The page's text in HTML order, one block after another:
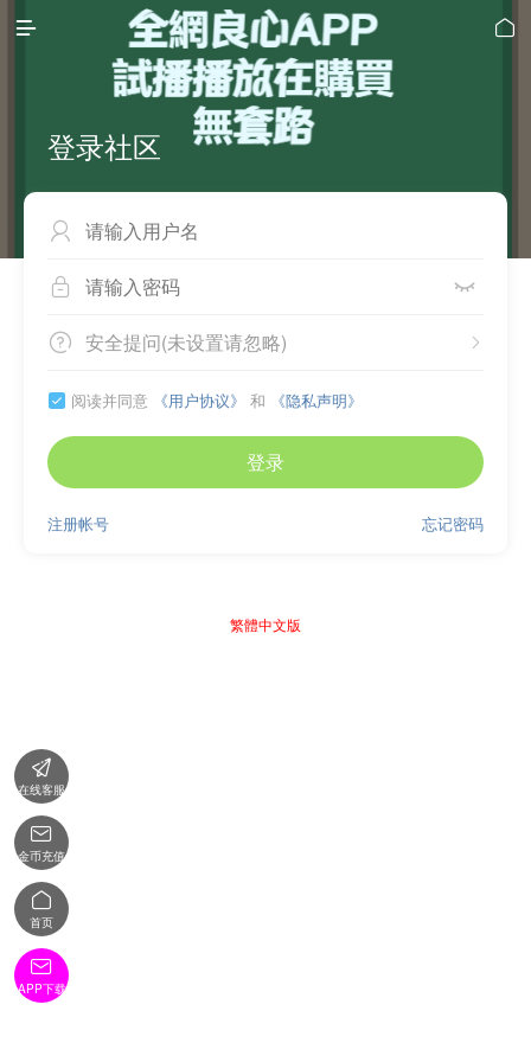
 
登录社区

 
 
安全提问(未设置请忽略)
 阅读并同意 《用户协议》 和 《隐私声明》
登录
忘记密码
注册帐号
繁體中文版

在线客服

金币充值

首页

APP下载